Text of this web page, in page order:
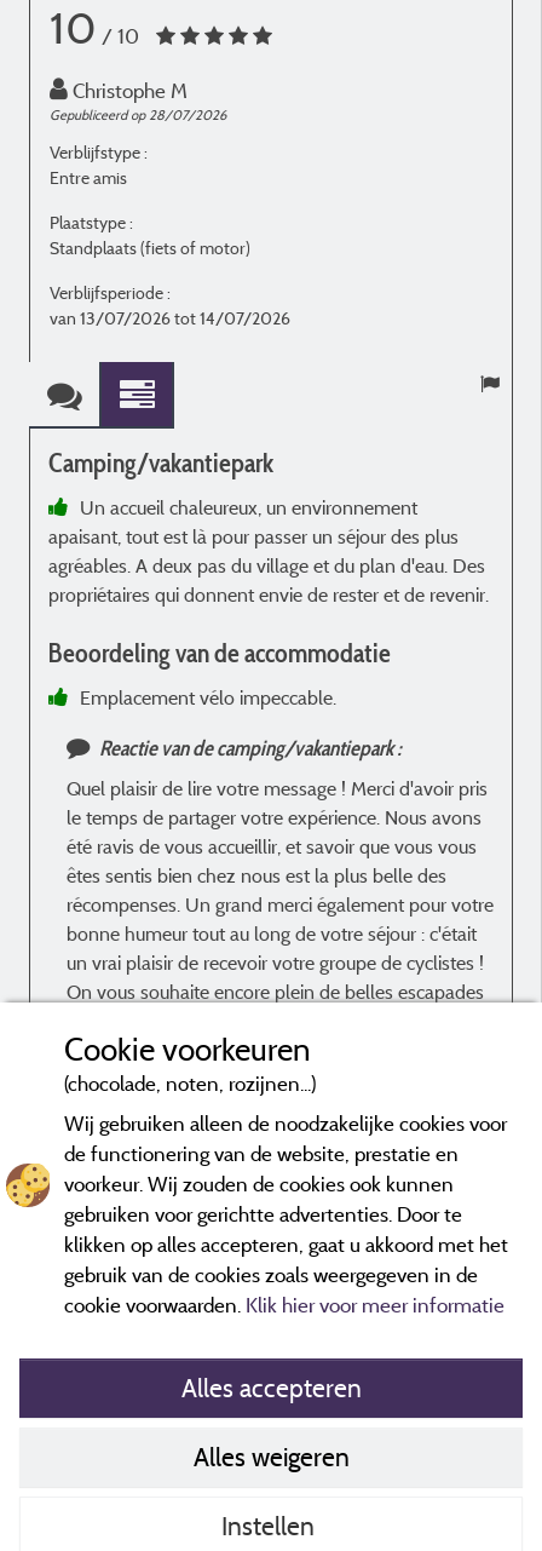
10 / 10
Christophe M
Gepubliceerd op 28/07/2026
Verblijfstype :
Entre amis
Plaatstype :
Standplaats (fiets of motor)
Verblijfsperiode :
van 13/07/2026 tot 14/07/2026
Camping/vakantiepark
Un accueil chaleureux, un environnement
apaisant, tout est là pour passer un séjour des plus
agréables. A deux pas du village et du plan d'eau. Des
propriétaires qui donnent envie de rester et de revenir.
Beoordeling van de accommodatie
Emplacement vélo impeccable.
Reactie van de camping/vakantiepark :
Quel plaisir de lire votre message ! Merci d'avoir pris
le temps de partager votre expérience. Nous avons
été ravis de vous accueillir, et savoir que vous vous
êtes sentis bien chez nous est la plus belle des
récompenses. Un grand merci également pour votre
bonne humeur tout au long de votre séjour : c'était
un vrai plaisir de recevoir votre groupe de cyclistes !
On vous souhaite encore plein de belles escapades
chez nous ! 🚴😊
Beoordelingen die niet ouder zijn dan drie jaar en een controle
hebben ondergaan.Meer informatie
Algemene verkoopvoorwaarden
Cookie voorkeuren
(chocolade, noten, rozijnen...)
Wij gebruiken alleen de noodzakelijke cookies voor
de functionering van de website, prestatie en
voorkeur. Wij zouden de cookies ook kunnen
gebruiken voor gerichtte advertenties. Door te
klikken op alles accepteren, gaat u akkoord met het
gebruik van de cookies zoals weergegeven in de
cookie voorwaarden. Klik hier voor meer informatie
Alles accepteren
Alles weigeren
Instellen